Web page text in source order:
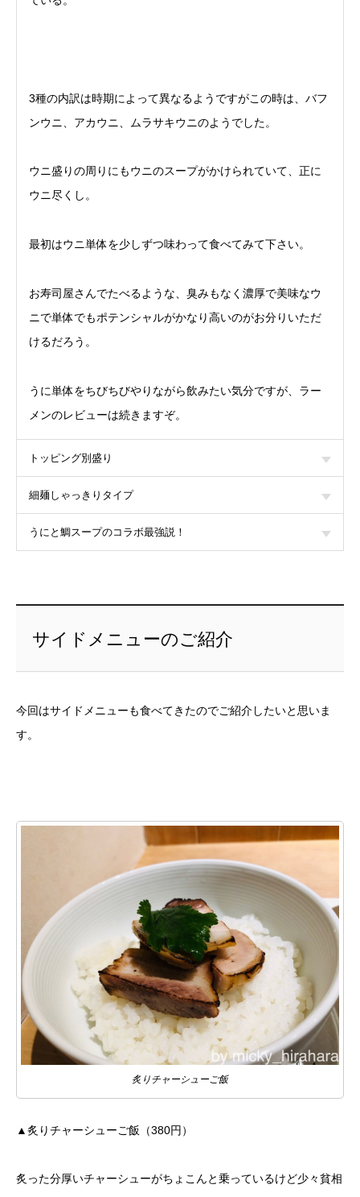
3種の内訳は時期によって異なるようですがこの時は、バフ
ンウニ、アカウニ、ムラサキウニのようでした。
ウニ盛りの周りにもウニのスープがかけられていて、正に
ウニ尽くし。
最初はウニ単体を少しずつ味わって食べてみて下さい。
お寿司屋さんでたべるような、臭みもなく濃厚で美味なウ
ニで単体でもポテンシャルがかなり高いのがお分りいただ
けるだろう。
うに単体をちびちびやりながら飲みたい気分ですが、ラー
メンのレビューは続きますぞ。
トッピング別盛り
細麺しゃっきりタイプ
うにと鯛スープのコラボ最強説！
サイドメニューのご紹介
今回はサイドメニューも食べてきたのでご紹介したいと思いま
す。
炙りチャーシューご飯
▲炙りチャーシューご飯（380円）
炙った分厚いチャーシューがちょこんと乗っているけど少々貧相